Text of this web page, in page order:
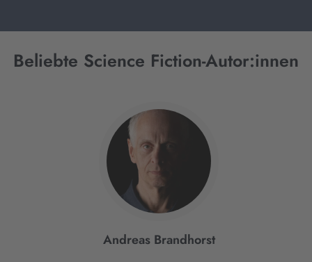
Beliebte Science Fiction-Autor:innen
Andreas Brandhorst